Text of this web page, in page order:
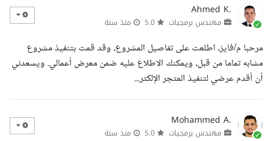
Ahmed K.
مهندس برمجيات منذ سنة
مرحبا م/فايز، اطلعت على تفاصيل المشروع، وقد قمت بتنفيذ مشروع
مشابه تماما من قبل، ويمكنك الاطلاع عليه ضمن معرض أعمالي. ويسعدني
أن أقدم عرضي لتنفيذ المتجر الإلكتر...
Mohammed A.
مهندس برمجيات منذ سنة